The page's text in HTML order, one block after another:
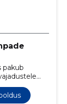
pakub
ja leia